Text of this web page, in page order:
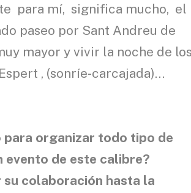
para mí, significa mucho, el
paseo por Sant Andreu de
mayor y vivir la noche de
, (sonríe-carcajada)…
organizar todo tipo de
evento de este calibre?
colaboración hasta la